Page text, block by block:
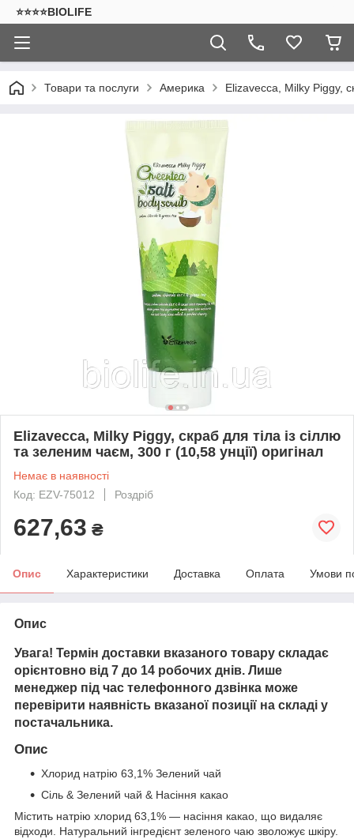
⭐⭐⭐⭐BIOLIFE
Товари та послуги Америка Elizavecca, Milky Piggy,
Elizavecca, Milky Piggy, скраб для тіла із сіллю
та зеленим чаєм, 300 г (10,58 унції) оригінал
Немає в наявності
Код: EZV-75012
Роздріб
627,63 ₴
Опис Характеристики Доставка Оплата Умови
Опис
Увага! Термін доставки вказаного товару складає
орієнтовно від 7 до 14 робочих днів. Лише
менеджер під час телефонного дзвінка може
перевірити наявність вказаної позиції на складі у
постачальника.
Опис
Хлорид натрію 63,1% Зелений чай
Сіль & Зелений чай & Насіння какао
Містить натрію хлорид 63,1% — насіння какао, що видаляє
відходи. Натуральний інгредієнт зеленого чаю зволожує шкіру.